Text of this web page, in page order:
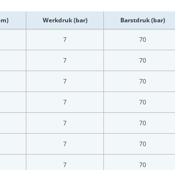
Werkdruk (bar) Barstdruk (bar)
7 70
7 70
7 70
7 70
7 70
7 70
7 70